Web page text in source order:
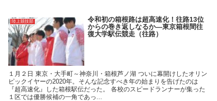
陸上競技部
令和初の箱根路は超高速化！往路13位
からの巻き返しなるか―東京箱根間往
復大学駅伝競走（往路）
１月２日 東京・大手町～神奈川・箱根芦ノ湖 ついに幕開けしたオリン
ピックイヤーの2020年。そんな記念すべき年の始まりを告げたのは
『超高速化』した箱根駅伝だった。 各校のスピードランナーが集った
１区では優勝候補の一角であっ...